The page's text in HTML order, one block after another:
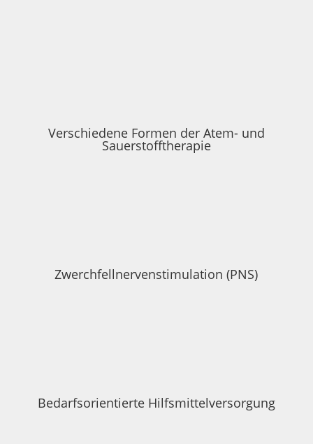
Verschiedene Formen der Atem- und
Sauerstofftherapie
Zwerchfellnervenstimulation (PNS)
Bedarfsorientierte Hilfsmittelversorgung